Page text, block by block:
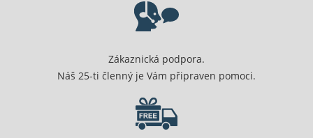
Zákaznická podpora.
Náš 25-ti členný je Vám připraven pomoci.